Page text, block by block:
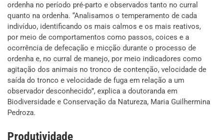
ordenha no período pré-parto e observados tanto no curral
quanto na ordenha. “Analisamos o temperamento de cada
indivíduo, identificando os mais calmos e os mais reativos,
por meio de comportamentos como passos, coices e a
ocorrência de defecação e micção durante o processo de
ordenha e, no curral de manejo, por meio indicadores como
agitação dos animais no tronco de contenção, velocidade de
saída do tronco e velocidade de fuga em relação a um
observador desconhecido”, explica a doutoranda em
Biodiversidade e Conservação da Natureza, Maria Guilhermina
Pedroza.
Produtividade